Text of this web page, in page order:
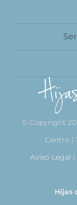
© Copyright
Centro |
Aviso Legal |
Hijas